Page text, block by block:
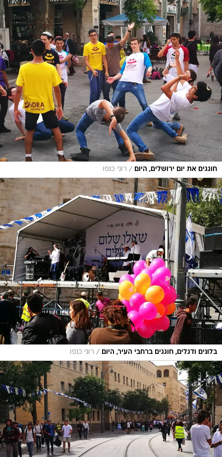
חוגגים את יום ירושלים, היום / רוני כנפו
בלונים ודגלים, חוגגים ברחבי העיר, היום / רוני כנפו